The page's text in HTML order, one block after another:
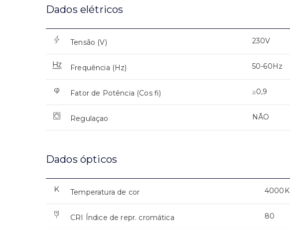
Dados elétricos
Tensão (V) 230V
Frequência (Hz) 50-60Hz
Fator de Potência (Cos fi) ≥0,9
Regulaçao NÃO
Dados ópticos
Temperatura de cor 4000K
CRI Índice de repr. cromática 80